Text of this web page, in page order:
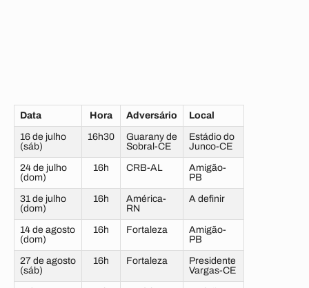
Data Hora Adversário Local
16 de julho
(sáb)
16h30
Guarany de
Sobral-CE
Estádio do
Junco-CE
24 de julho
(dom)
16h CRB-AL
Amigão-
PB
31 de julho
(dom)
16h
América-
RN
A definir
14 de agosto
(dom)
16h Fortaleza
Amigão-
PB
27 de agosto
(sáb)
16h Fortaleza
Presidente
Vargas-CE